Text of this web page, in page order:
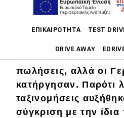
ΕΠΙΚΑΙΡΌΤΗΤΑ TEST
DRIVE AWAY
Main navigation
Επικαιρότητα
Νέα μοντέλα
Οι επιδοτήσεις
κάνουν πιο
πωλήσεις, αλλά οι
κατήργησαν. Παρότι
ταξινομήσεις
σύγκριση με την ίδια